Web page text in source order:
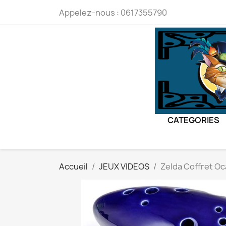
Appelez-nous : 0617355790
CATEGORIES
Accueil JEUX VIDEOS Zelda Coffret